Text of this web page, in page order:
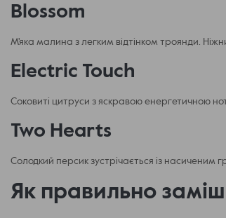
Blossom
М'яка малина з легким відтінком троянди.
Electric Touch
Соковиті цитруси з яскравою енергетичною
Two Hearts
Солодкий персик зустрічається із насиченим
Як правильно